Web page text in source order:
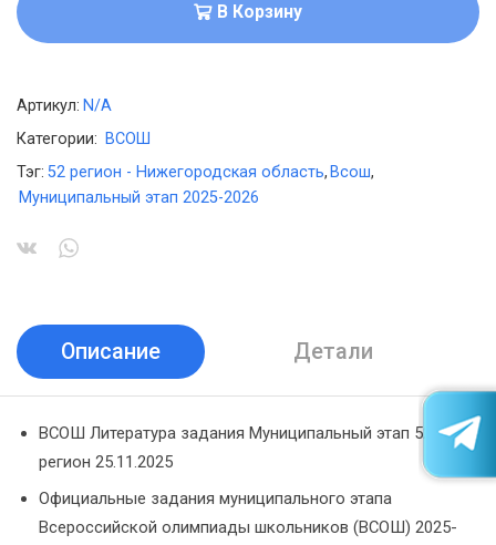
В Корзину
Артикул: N/A
Категории: ВСОШ
Тэг: 52 регион - Нижегородская область, Всош,
Муниципальный этап 2025-2026
Описание Детали
ВСОШ Литература задания Муниципальный этап 52
регион 25.11.2025
Официальные задания муниципального этапа
Всероссийской олимпиады школьников (ВСОШ) 2025-